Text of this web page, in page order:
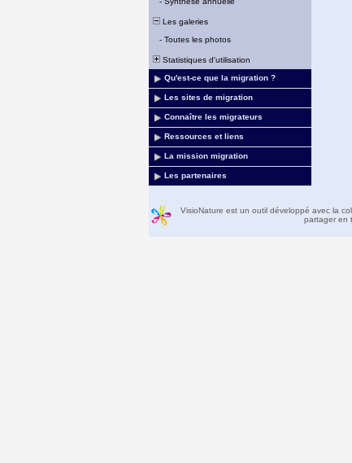
Les galeries
- Toutes les photos
Statistiques d'utilisation
Qu'est-ce que la migration ?
Les sites de migration
Connaître les migrateurs
Ressources et liens
La mission migration
Les partenaires
VisioNature est un outil développé avec la
partager en